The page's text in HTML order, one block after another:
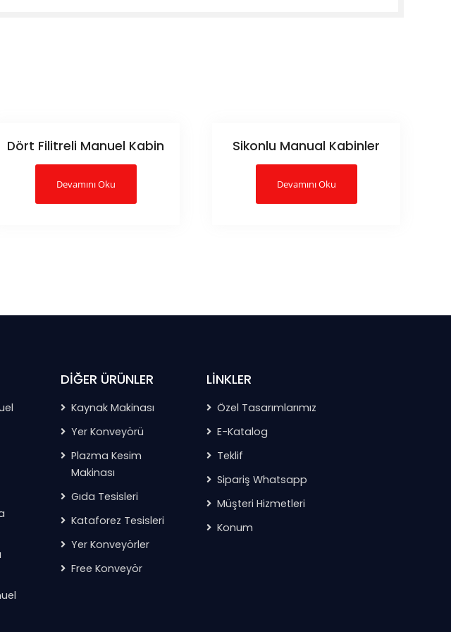
Dört Filitreli Manuel Kabin
Devamını Oku
Sikonlu Manual Kabinler
Devamını Oku
LİNKLER
Özel Tasarımlarımız
E-Katalog
Teklif
Sipariş Whatsapp
Müşteri Hizmetleri
Konum
DİĞER ÜRÜNLER
Kaynak Makinası
Yer Konveyörü
Plazma Kesim
Makinası
Gıda Tesisleri
Kataforez Tesisleri
Yer Konveyörler
Free Konveyör